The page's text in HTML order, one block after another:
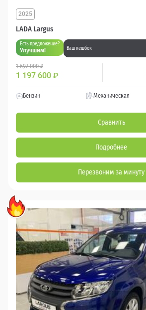
LADA Largus
2025
Есть предложение?
Улучшим! Ваш кешбек
1 697 000 ₽
1 197 600 ₽
Бензин Механическая
Сравнить
Подробнее
Перезвоним за минуту